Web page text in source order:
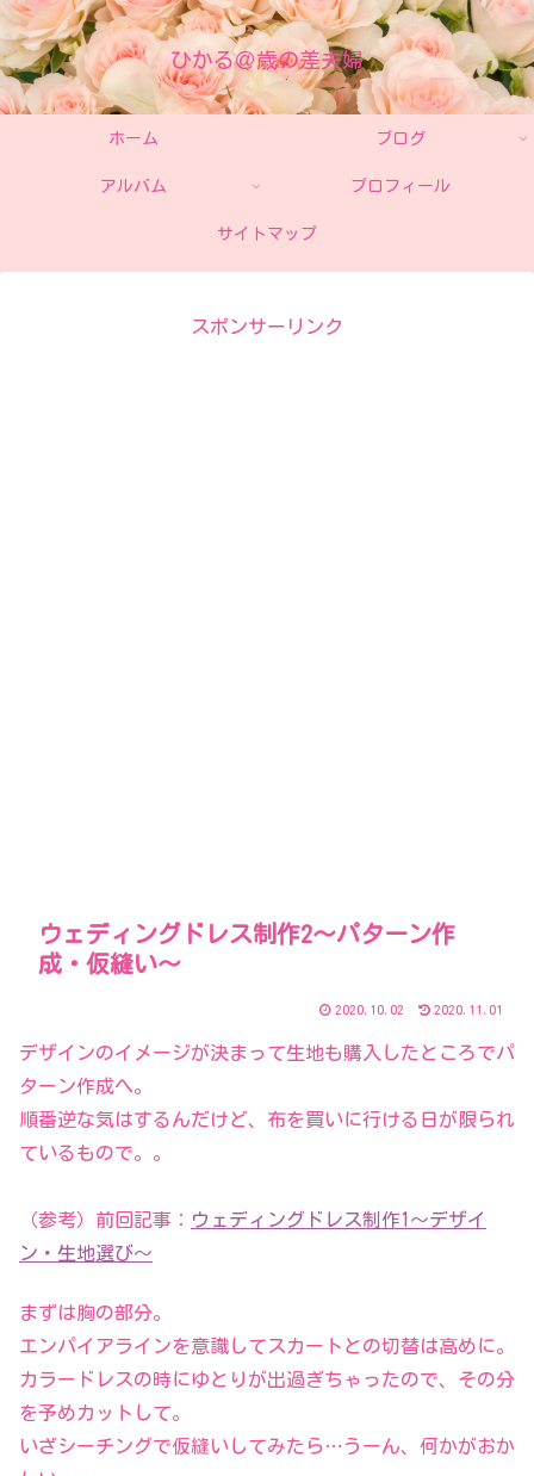
ひかる＠歳の差夫婦
ホーム ブログ
アルバム プロフィール
サイトマップ
スポンサーリンク
ウェディングドレス制作2～パターン作
成・仮縫い～
2020.10.02 2020.11.01
デザインのイメージが決まって生地も購入したところでパ
ターン作成へ。
順番逆な気はするんだけど、布を買いに行ける日が限られ
ているもので。。
（参考）前回記事： ウェディングドレス制作1～デザイ
ン・生地選び～
まずは胸の部分。
エンパイアラインを意識してスカートとの切替は高めに。
カラードレスの時にゆとりが出過ぎちゃったので、その分
を予めカットして。
いざシーチングで仮縫いしてみたら…うーん、何かがおか